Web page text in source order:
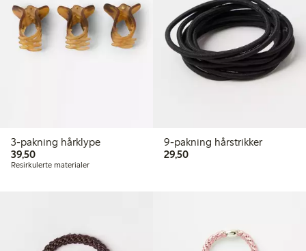
3-pakning hårklype
39,5039,50 kr
Resirkulerte materialer
9-pakning hårstrikker
29,5029,50 kr